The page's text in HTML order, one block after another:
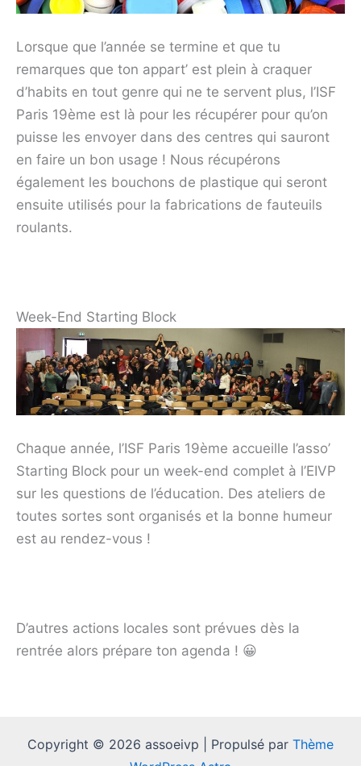
Lorsque que l’année se termine et que tu
remarques que ton appart’ est plein à craquer
d’habits en tout genre qui ne te servent plus, l’ISF
Paris 19ème est là pour les récupérer pour qu’on
puisse les envoyer dans des centres qui sauront
en faire un bon usage ! Nous récupérons
également les bouchons de plastique qui seront
ensuite utilisés pour la fabrications de fauteuils
roulants.
Week-End Starting Block
Chaque année, l’ISF Paris 19ème accueille l’asso’
Starting Block pour un week-end complet à l’EIVP
sur les questions de l’éducation. Des ateliers de
toutes sortes sont organisés et la bonne humeur
est au rendez-vous !
D’autres actions locales sont prévues dès la
rentrée alors prépare ton agenda ! 😀
Copyright © 2026 assoeivp | Propulsé par Thème